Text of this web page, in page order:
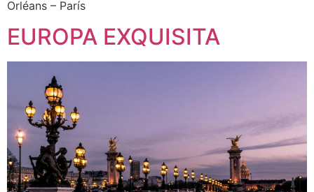
Orléans – París
EUROPA EXQUISITA